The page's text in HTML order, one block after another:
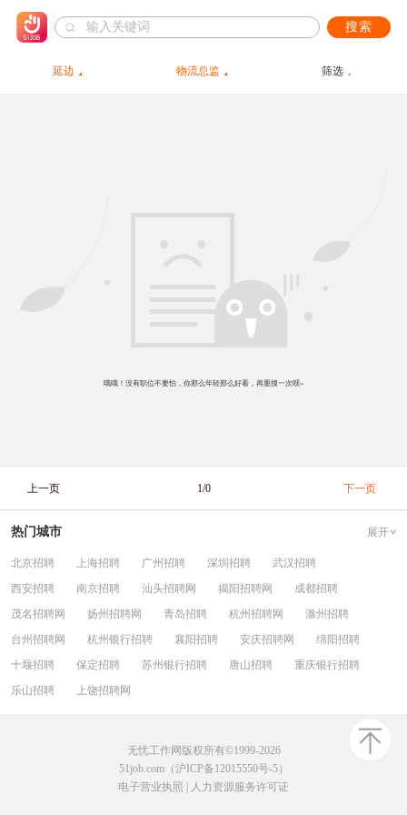
搜索
延边 物流总监 筛选
哦哦！没有职位不要怕，你那么年轻那么好看，再重搜一次呗~
上一页 1/0 下一页
热门城市 展开
北京招聘 上海招聘 广州招聘 深圳招聘
武汉招聘
西安招聘
南京招聘 汕头招聘网 揭阳招聘网
成都招聘
茂名招聘网
扬州招聘网 青岛招聘 杭州招聘网
滁州招聘
台州招聘网
杭州银行招聘 襄阳招聘 安庆招聘网
绵阳招聘
十堰招聘
保定招聘 苏州银行招聘 唐山招聘
重庆银行招聘
乐山招聘
上饶招聘网
无忧工作网版权所有©1999-2026
51job.com（沪ICP备12015550号-5）
电子营业执照
人力资源服务许可证